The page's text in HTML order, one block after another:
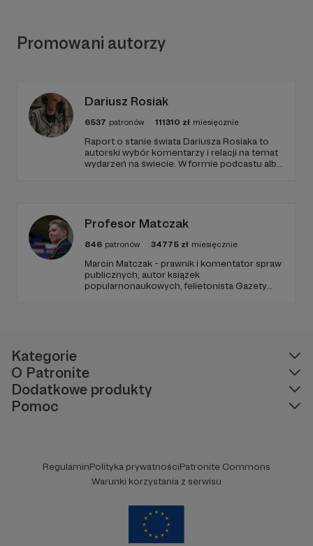
Promowani autorzy
Dariusz Rosiak
6537 patronów 111310 zł miesięcznie
Raport o stanie świata Dariusza Rosiaka to
autorski wybór komentarzy i relacji na temat
wydarzeń na świecie. W formie podcastu albo
Profesor Matczak
846 patronów 34775 zł miesięcznie
Marcin Matczak - prawnik i komentator spraw
publicznych, autor książek
popularnonaukowych, felietonista Gazety
Kategorie
O Patronite
Dodatkowe produkty
Pomoc
RegulaminPolityka prywatnościPatronite Commons
Warunki korzystania z serwisu